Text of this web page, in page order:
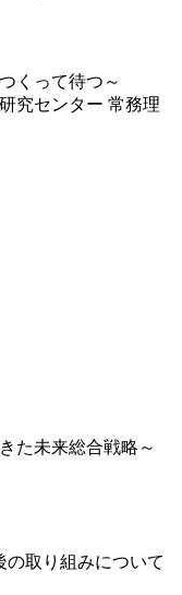
くって待つ～
究センター 常務理
た未来総合戦略～
の取り組みについて